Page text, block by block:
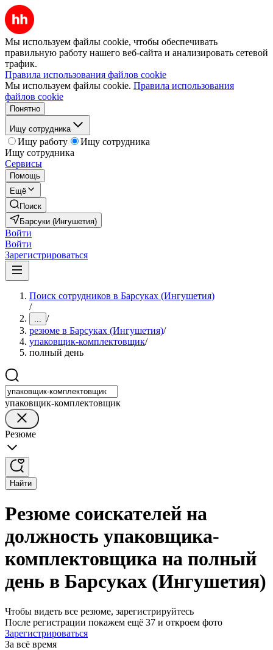
Мы используем файлы cookie, чтобы обеспечивать
правильную работу нашего веб-сайта и анализировать сетевой
трафик.
Правила использования файлов cookie
Мы используем файлы cookie. Правила использования
файлов cookie
Понятно
Ищу сотрудника
Ищу работу
Ищу сотрудника
Ищу сотрудника
Сервисы
Помощь
Ещё
Поиск
Барсуки (Ингушетия)
Войти
Войти
Зарегистрироваться
Поиск сотрудников в Барсуках (Ингушетия)
/
... /
резюме в Барсуках (Ингушетия)/
упаковщик-комплектовщик/
полный день
упаковщик-комплектовщик
Резюме
Найти
Резюме соискателей на
должность упаковщика-
комплектовщика на полный
день в Барсуках (Ингушетия)
Чтобы видеть все резюме, зарегистрируйтесь
После регистрации покажем ещё 37 и откроем фото
Зарегистрироваться
За всё время